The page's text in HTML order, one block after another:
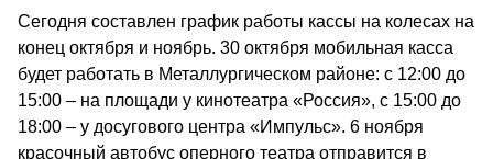
Сегодня составлен график работы кассы на колесах на
конец октября и ноябрь. 30 октября мобильная касса
будет работать в Металлургическом районе: с 12:00 до
15:00 – на площади у кинотеатра «Россия», с 15:00 до
18:00 – у досугового центра «Импульс». 6 ноября
красочный автобус оперного театра отправится в